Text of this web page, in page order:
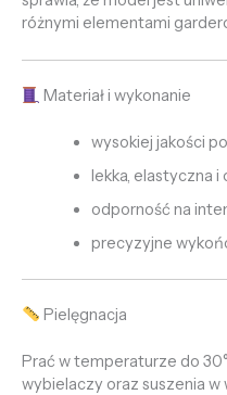
różnymi elementami
Materiał i wykonanie
wysokiej jakości
lekka, elastyczna
odporność na
precyzyjne
Pielęgnacja
Prać w temperaturze do
wybielaczy oraz suszenia